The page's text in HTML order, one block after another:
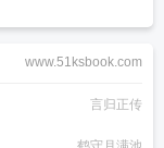
www.51ksbook.com
言归正传